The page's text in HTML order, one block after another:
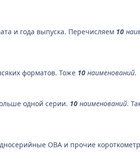
и года выпуска. Перечисляем 10
форматов. Тоже 10 наименований.
одной серии. 10 наименований.
ОВА и прочие